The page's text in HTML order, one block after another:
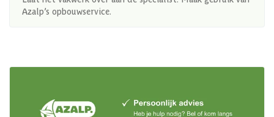
Azalp’s opbouwservice.